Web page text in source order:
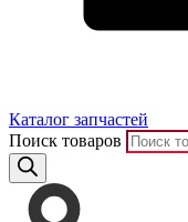
Каталог запчастей
Поиск товаров